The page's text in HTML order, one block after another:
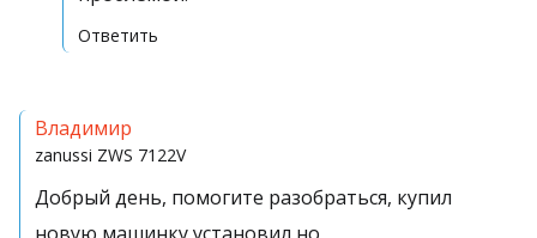
Ответить
Владимир
zanussi ZWS 7122V
Добрый день, помогите разобраться, купил